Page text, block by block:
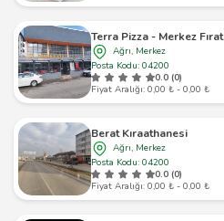
Terra Pizza - Merkez Fırat
Ağrı, Merkez
Posta Kodu: 04200
0.0 (0)
Fiyat Aralığı: 0,00 ₺ - 0,00 ₺
Berat Kıraathanesi
Ağrı, Merkez
Posta Kodu: 04200
0.0 (0)
Fiyat Aralığı: 0,00 ₺ - 0,00 ₺